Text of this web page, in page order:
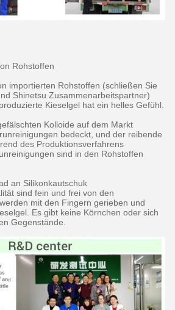
Rohstoffen
importierten Rohstoffen (schließen Sie
Shinetsu Zusammenarbeitspartner)
Kieselgel hat ein helles Gefühl.
Kolloide auf dem Markt
bedeckt, und der reibende
des Produktionsverfahrens
sind in den Rohstoffen
an Silikonkautschuk
sind fein und frei von den
mit den Fingern gerieben und
Es gibt keine Körnchen oder sich
Gegenstände.